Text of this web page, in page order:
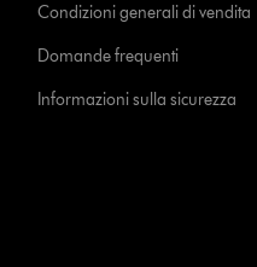
Condizioni generali di vendita
Domande frequenti
Informazioni sulla sicurezza